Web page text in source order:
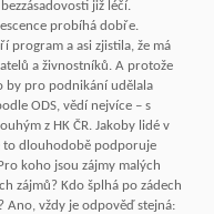
již léčí.
probíhá dobře.
program a asi zjistila, že má
a živnostníků. A protože
by pro podnikání udělala
ODS, vědí nejvíce – s
z HK ČR. Jakoby lidé v
to dlouhodobě podporuje
koho jsou zájmy malých
zájmů? Kdo šplhá po zádech
vždy je odpověď stejná: